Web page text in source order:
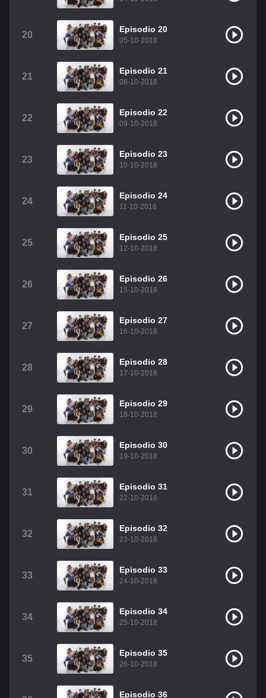
20
Episodio 20
05-10-2018
21
Episodio 21
08-10-2018
22
Episodio 22
09-10-2018
23
Episodio 23
10-10-2018
24
Episodio 24
11-10-2018
25
Episodio 25
12-10-2018
26
Episodio 26
15-10-2018
27
Episodio 27
16-10-2018
28
Episodio 28
17-10-2018
29
Episodio 29
18-10-2018
30
Episodio 30
19-10-2018
31
Episodio 31
22-10-2018
32
Episodio 32
23-10-2018
33
Episodio 33
24-10-2018
34
Episodio 34
25-10-2018
35
Episodio 35
26-10-2018
Episodio 36